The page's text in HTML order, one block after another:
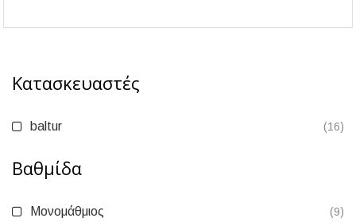
Κατασκευαστές
baltur (16)
Βαθμίδα
Μονομάθμιος (9)